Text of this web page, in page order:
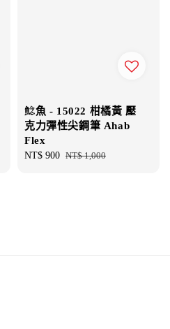
鯰魚 - 15022 柑橘黃 壓
克力彈性尖鋼筆 Ahab
Flex
Sale
NT$ 900 Regular
NT$ 1,000